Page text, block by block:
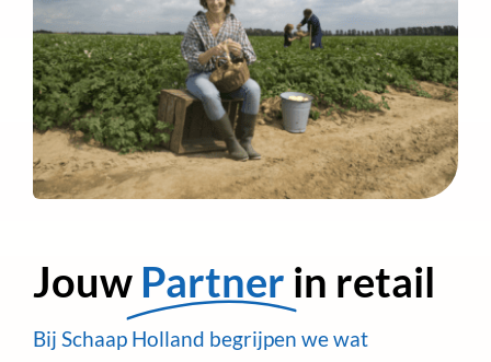
Jouw Partner in retail
Bij Schaap Holland begrijpen we wat